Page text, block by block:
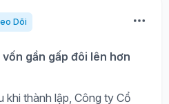
Dõi
gần gấp đôi lên hơn
khi thành lập, Công ty Cổ